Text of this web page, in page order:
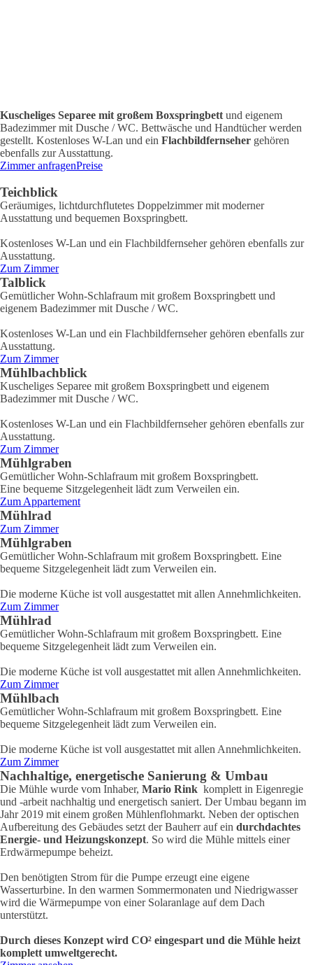
Kuscheliges Separee mit großem Boxspringbett und eigenem
Badezimmer mit Dusche / WC. Bettwäsche und Handtücher werden
gestellt. Kostenloses W-Lan und ein Flachbildfernseher gehören
ebenfalls zur Ausstattung.
Zimmer anfragenPreise
Teichblick
Geräumiges, lichtdurchflutetes Doppelzimmer mit moderner
Ausstattung und bequemen Boxspringbett.
Kostenloses W-Lan und ein Flachbildfernseher gehören ebenfalls zur
Ausstattung.
Zum Zimmer
Talblick
Gemütlicher Wohn-Schlafraum mit großem Boxspringbett und
eigenem Badezimmer mit Dusche / WC.
Kostenloses W-Lan und ein Flachbildfernseher gehören ebenfalls zur
Ausstattung.
Zum Zimmer
Mühlbachblick
Kuscheliges Separee mit großem Boxspringbett und eigenem
Badezimmer mit Dusche / WC.
Kostenloses W-Lan und ein Flachbildfernseher gehören ebenfalls zur
Ausstattung.
Zum Zimmer
Mühlgraben
Gemütlicher Wohn-Schlafraum mit großem Boxspringbett.
Eine bequeme Sitzgelegenheit lädt zum Verweilen ein.
Zum Appartement
Mühlrad
Zum Zimmer
Mühlgraben
Gemütlicher Wohn-Schlafraum mit großem Boxspringbett. Eine
bequeme Sitzgelegenheit lädt zum Verweilen ein.
Die moderne Küche ist voll ausgestattet mit allen Annehmlichkeiten.
Zum Zimmer
Mühlrad
Gemütlicher Wohn-Schlafraum mit großem Boxspringbett. Eine
bequeme Sitzgelegenheit lädt zum Verweilen ein.
Die moderne Küche ist voll ausgestattet mit allen Annehmlichkeiten.
Zum Zimmer
Mühlbach
Gemütlicher Wohn-Schlafraum mit großem Boxspringbett. Eine
bequeme Sitzgelegenheit lädt zum Verweilen ein.
Die moderne Küche ist voll ausgestattet mit allen Annehmlichkeiten.
Zum Zimmer
Nachhaltige, energetische Sanierung & Umbau
Die Mühle wurde vom Inhaber, Mario Rink komplett in Eigenregie
und -arbeit nachhaltig und energetisch saniert. Der Umbau begann im
Jahr 2019 mit einem großen Mühlenflohmarkt. Neben der optischen
Aufbereitung des Gebäudes setzt der Bauherr auf ein durchdachtes
Energie- und Heizungskonzept. So wird die Mühle mittels einer
Erdwärmepumpe beheizt.
Den benötigten Strom für die Pumpe erzeugt eine eigene
Wasserturbine. In den warmen Sommermonaten und Niedrigwasser
wird die Wärmepumpe von einer Solaranlage auf dem Dach
unterstützt.
Durch dieses Konzept wird CO² eingespart und die Mühle heizt
komplett umweltgerecht.